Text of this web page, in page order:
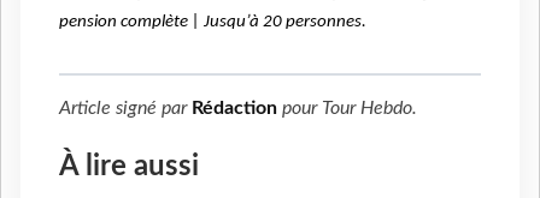
pension complète | Jusqu’à 20 personnes.
Article signé par Rédaction pour Tour Hebdo.
À lire aussi